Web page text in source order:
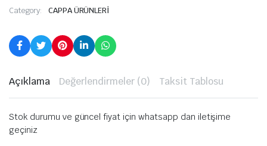
Category: CAPPA ÜRÜNLERİ
Açıklama Değerlendirmeler (0) Taksit Tablosu
Stok durumu ve güncel fiyat için whatsapp dan iletişime
geçiniz